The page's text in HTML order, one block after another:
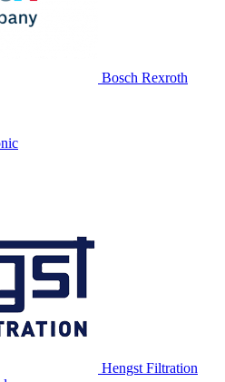
Bosch Rexroth
Hengst Filtration